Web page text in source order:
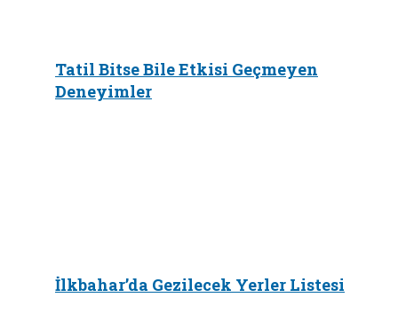
Tatil Bitse Bile Etkisi Geçmeyen
Deneyimler
İlkbahar’da Gezilecek Yerler Listesi